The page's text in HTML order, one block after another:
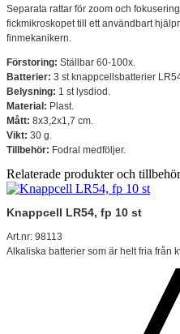
Separata rattar för zoom och
fickmikroskopet till ett användbart
finmekanikern.
Förstoring: Ställbar 60-100x.
Batterier: 3 st knappcellsbatterier
Belysning: 1 st lysdiod.
Material: Plast.
Mått: 8x3,2x1,7 cm.
Vikt: 30 g.
Tillbehör: Fodral medföljer.
Relaterade produkter och tillbehör
Knappcell LR54, fp 10 st
Art.nr: 98113
Alkaliska batterier som är helt fria från